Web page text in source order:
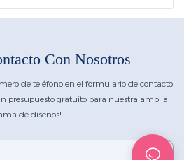
Con Nosotros
de teléfono en el formulario de contacto
presupuesto gratuito para nuestra amplia
de diseños!